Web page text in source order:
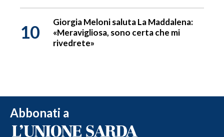
10
Giorgia Meloni saluta La Maddalena:
«Meravigliosa, sono certa che mi
rivedrete»
Abbonati a